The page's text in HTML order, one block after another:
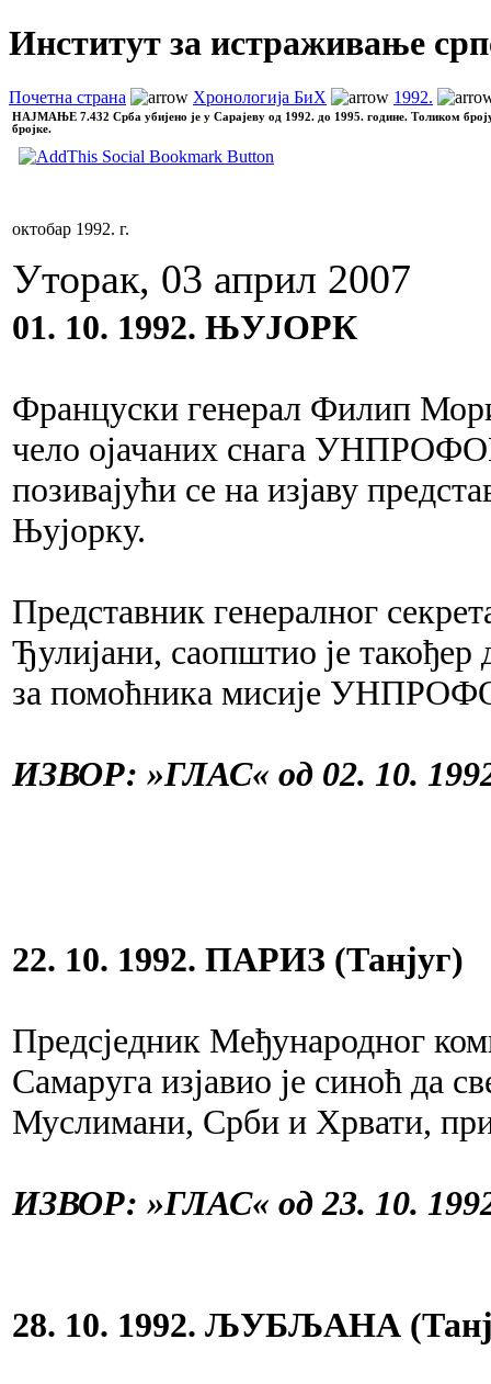
Институт за истраживање
Почетна страна Хронологија БиХ 1992.
НАЈМАЊЕ 7.432 Срба убијено је у Сарајеву од 1992. до 1995. године. Толиком
бројке.
октобар 1992. г.
Уторак, 03 април 2007
01. 10. 1992. ЊУЈОРК
Француски генерал Филип
чело ојачаних снага
позивајући се на изјаву
Њујорку.
Представник генералног
Ђулијани, саопштио је
за помоћника мисије
ИЗВОР: »ГЛАС« од 02. 10.
22. 10. 1992. ПАРИЗ (Танјуг)
Предсједник Међународног
Самаруга изјавио је синоћ да
Муслимани, Срби и Хрвати,
ИЗВОР: »ГЛАС« од 23. 10.
28. 10. 1992. ЉУБЉАНА